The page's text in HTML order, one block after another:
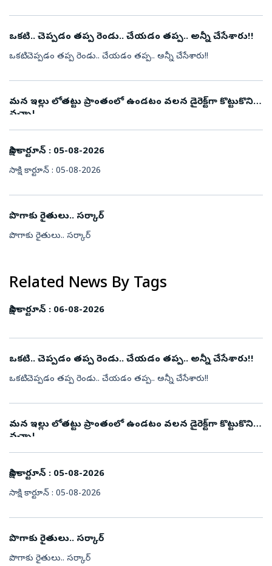
ఒకటి.. చెప్పడం తప్ప రెండు.. చేయడం తప్ప.. అన్నీ చేసేశారు!!
ఒకటి.. చెప్పడం తప్ప రెండు.. చేయడం తప్ప.. అన్నీ చేసేశారు!!
మన ఇల్లు లోతట్టు ప్రాంతంలో ఉండటం వలన డైరెక్ట్‌గా కొట్టుకొని
వచ్చా!
సాక్షి కార్టూన్‌ : 05-08-2026
సాక్షి కార్టూన్‌ : 05-08-2026
పొగాకు రైతులు.. సర్కార్‌
పొగాకు రైతులు.. సర్కార్‌
Related News By Tags
సాక్షి కార్టూన్‌ : 06-08-2026
ఒకటి.. చెప్పడం తప్ప రెండు.. చేయడం తప్ప.. అన్నీ చేసేశారు!!
ఒకటి.. చెప్పడం తప్ప రెండు.. చేయడం తప్ప.. అన్నీ చేసేశారు!!
మన ఇల్లు లోతట్టు ప్రాంతంలో ఉండటం వలన డైరెక్ట్‌గా కొట్టుకొని
వచ్చా!
సాక్షి కార్టూన్‌ : 05-08-2026
సాక్షి కార్టూన్‌ : 05-08-2026
పొగాకు రైతులు.. సర్కార్‌
పొగాకు రైతులు.. సర్కార్‌